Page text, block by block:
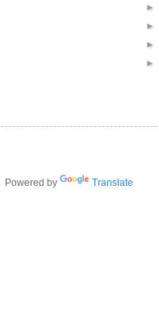
►
►
►
►
Powered by Translate